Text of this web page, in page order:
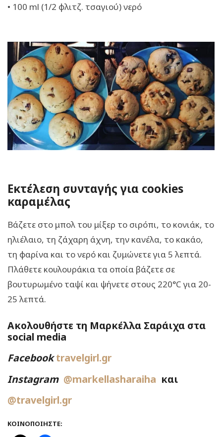
• 100 ml (1/2 φλιτζ. τσαγιού) νερό
Εκτέλεση συνταγής για cookies
καραμέλας
Βάζετε στο μπολ του μίξερ το σιρόπι, το κονιάκ, το
ηλιέλαιο, τη ζάχαρη άχνη, την κανέλα, το κακάο,
τη φαρίνα και το νερό και ζυμώνετε για 5 λεπτά.
Πλάθετε κουλουράκια τα οποία βάζετε σε
βουτυρωμένο ταψί και ψήνετε στους 220°C για 20-
25 λεπτά.
Ακολουθήστε τη Μαρκέλλα Σαράιχα στα
social media
Facebook travelgirl.gr
Instagram @markellasharaiha και
@travelgirl.gr
ΚΟΙΝΟΠΟΙΉΣΤΕ: